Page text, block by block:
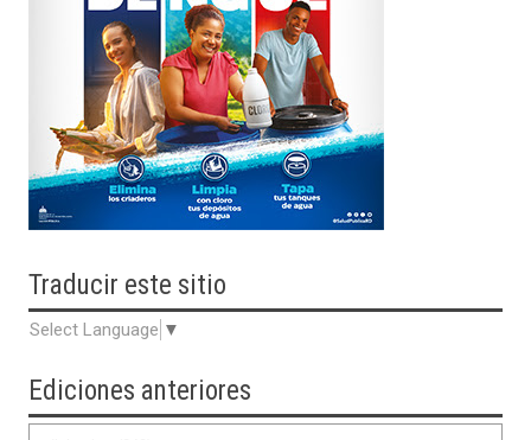
Traducir este sitio
Select Language ▼
Ediciones anteriores